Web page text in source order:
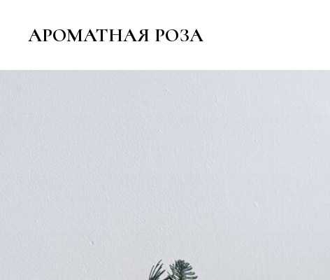
АРОМАТНАЯ РОЗА